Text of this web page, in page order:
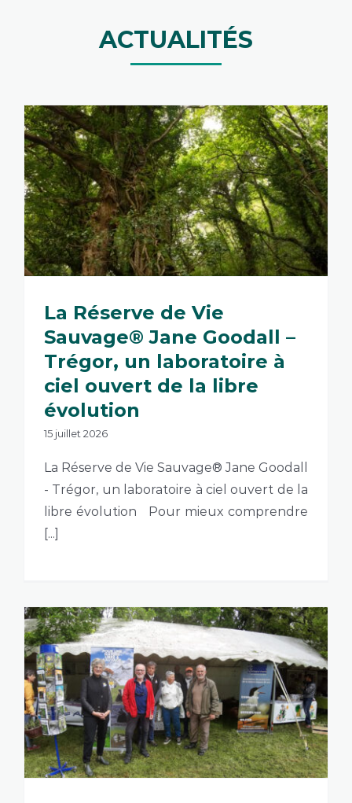
ACTUALITÉS
La Réserve de Vie
Sauvage® Jane Goodall –
Trégor, un laboratoire à
ciel ouvert de la libre
évolution
15 juillet 2026
La Réserve de Vie Sauvage® Jane Goodall
- Trégor, un laboratoire à ciel ouvert de la
libre évolution Pour mieux comprendre
[...]